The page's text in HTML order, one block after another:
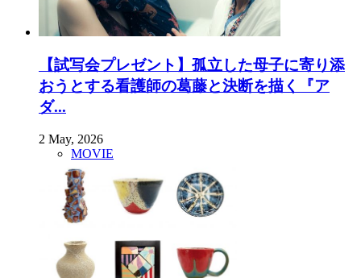
【試写会プレゼント】孤立した母子に寄り添
おうとする看護師の葛藤と決断を描く『ア
ダ...
2 May, 2026
MOVIE